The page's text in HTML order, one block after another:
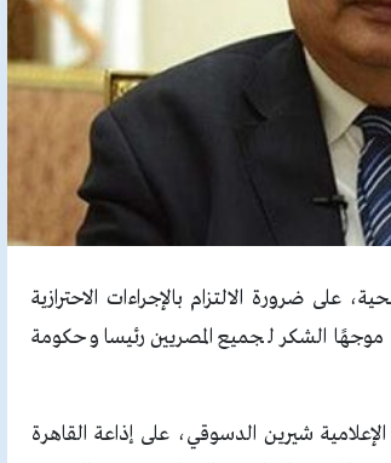
ضرورة الالتزام بالإجراءات الاحترازية
موجهًا الشكر لجميع المصريين رئيسا وحكومة
و100 مليون” الذى تقدمه الإعلامية شيرين الدسوقي، على إذاعة القاهرة